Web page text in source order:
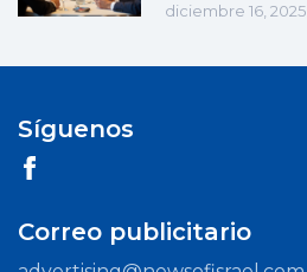
diciembre 16, 2025
Síguenos
Correo publicitario